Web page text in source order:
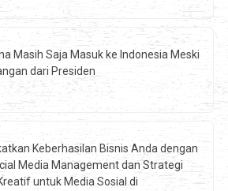
Masih Saja Masuk ke Indonesia Meski
dari Presiden
Keberhasilan Bisnis Anda dengan
Media Management dan Strategi
untuk Media Sosial di